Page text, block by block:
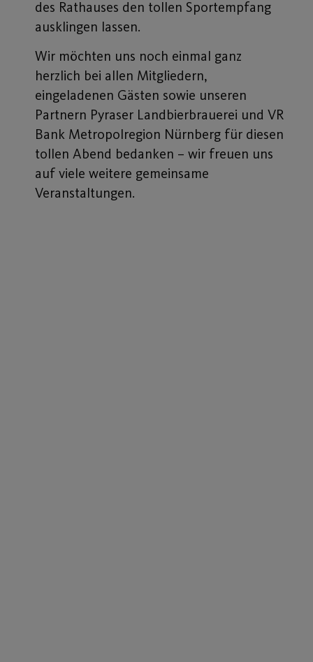
des Rathauses den tollen Sportempfang
ausklingen lassen.
Wir möchten uns noch einmal ganz
herzlich bei allen Mitgliedern,
eingeladenen Gästen sowie unseren
Partnern Pyraser Landbierbrauerei und VR
Bank Metropolregion Nürnberg für diesen
tollen Abend bedanken – wir freuen uns
auf viele weitere gemeinsame
Veranstaltungen.